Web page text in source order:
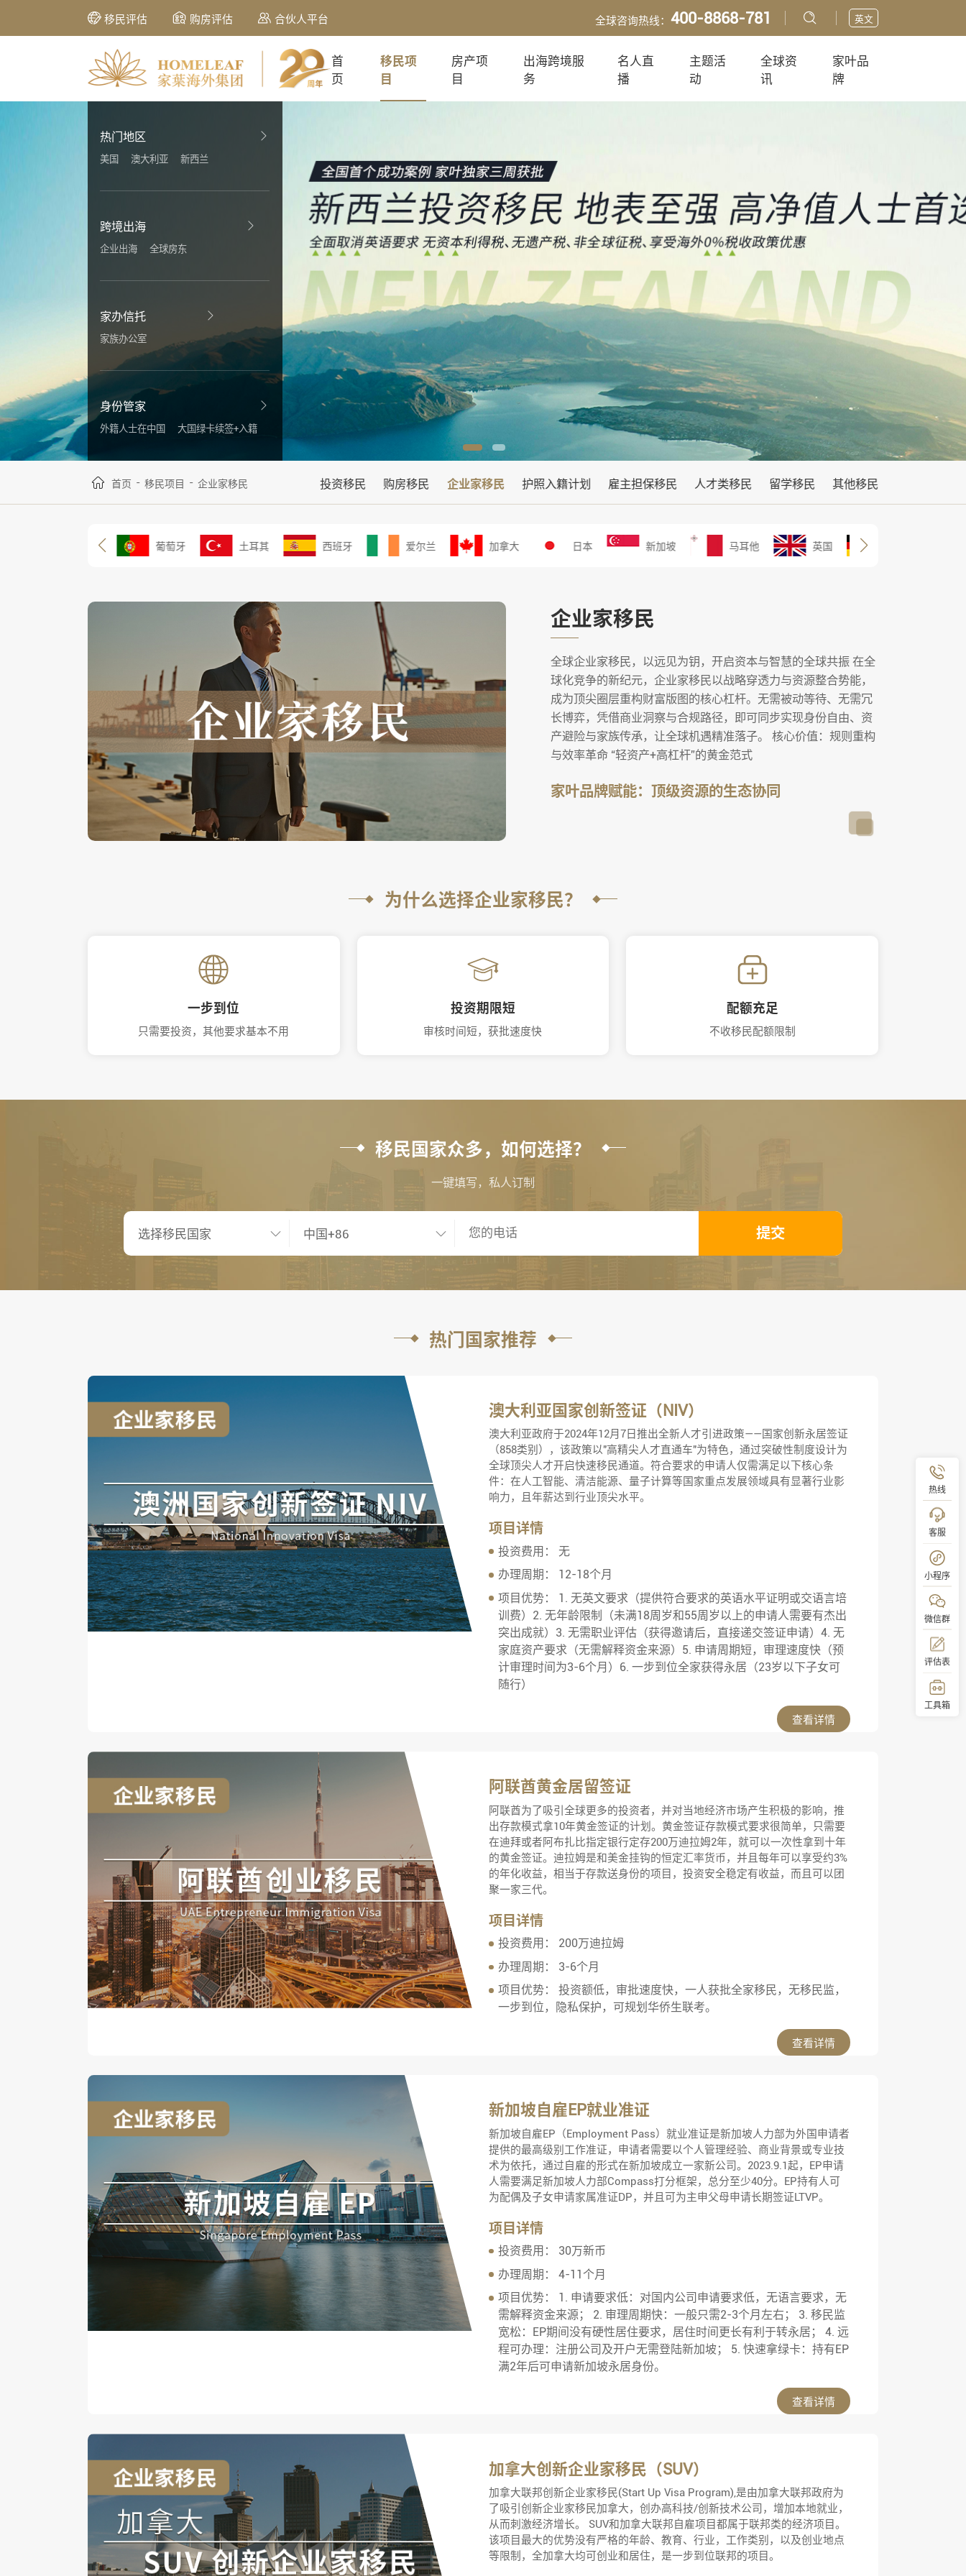
移民评估 购房评估 合伙人平台 全球咨询热线：400-8868-781 英文
首
页
移民项
目
房产项
目
出海跨境服
务
名人直
播
主题活
动
全球资
讯
家叶品
牌
热门地区
美国 澳大利亚 新西兰
跨境出海
企业出海 全球房东
家办信托
家族办公室
身份管家
外籍人士在中国 大国绿卡续签+入籍
投资移民 购房移民 企业家移民 护照入籍计划 雇主担保移民 人才类移民 留学移民 其他移民
首页 - 移民项目 - 企业家移民
中国香港 葡萄牙 土耳其 西班牙 爱尔兰 加拿大 日本 新加坡 马耳他 英国
企业家移民
全球企业家移民，以远见为钥，开启资本与智慧的全球共振​​ 在全
球化竞争的新纪元，企业家移民以​​战略穿透力​​与​​资源整合势能​​，
成为顶尖圈层重构财富版图的核心杠杆。无需被动等待、无需冗
长博弈，凭借商业洞察与合规路径，即可同步实现​​身份自由​​、​​资
产避险​​与​​家族传承​​，让全球机遇精准落子。 ​​核心价值：规则重构
与效率革命​​ ​​“轻资产+高杠杆”的黄金范式
家叶品牌赋能：顶级资源的生态协同​
为什么选择企业家移民？
一步到位
只需要投资，其他要求基本不用
投资期限短
审核时间短，获批速度快
配额充足
不收移民配额限制
移民国家众多，如何选择？
一键填写，私人订制
提交
热门国家推荐
澳大利亚国家创新签证（NIV）
澳大利亚政府于2024年12月7日推出全新人才引进政策——国家创新永居签证
（858类别），该政策以"高精尖人才直通车"为特色，通过突破性制度设计为
全球顶尖人才开启快速移民通道。符合要求的申请人仅需满足以下核心条
件：在人工智能、清洁能源、量子计算等国家重点发展领域具有显著行业影
响力，且年薪达到行业顶尖水平。
项目详情
投资费用：
无
办理周期：
12-18个月
项目优势：
1. 无英文要求（提供符合要求的英语水平证明或交语言培
训费）2. 无年龄限制（未满18周岁和55周岁以上的申请人需要有杰出
突出成就）3. 无需职业评估（获得邀请后，直接递交签证申请）4. 无
家庭资产要求（无需解释资金来源）5. 申请周期短，审理速度快（预
计审理时间为3-6个月）6. 一步到位全家获得永居（23岁以下子女可
随行）
查看详情
阿联酋黄金居留签证
阿联酋为了吸引全球更多的投资者，并对当地经济市场产生积极的影响，推
出存款模式拿10年黄金签证的计划。黄金签证存款模式要求很简单，只需要
在迪拜或者阿布扎比指定银行定存200万迪拉姆2年，就可以一次性拿到十年
的黄金签证。迪拉姆是和美金挂钩的恒定汇率货币，并且每年可以享受约3%
的年化收益，相当于存款送身份的项目，投资安全稳定有收益，而且可以团
聚一家三代。
项目详情
投资费用：
200万迪拉姆
办理周期：
3-6个月
项目优势：
投资额低，审批速度快，一人获批全家移民，无移民监，
一步到位，隐私保护，可规划华侨生联考。
查看详情
新加坡自雇EP就业准证
新加坡自雇EP（Employment Pass）就业准证是新加坡人力部为外国申请者
提供的最高级别工作准证，申请者需要以个人管理经验、商业背景或专业技
术为依托，通过自雇的形式在新加坡成立一家新公司。2023.9.1起，EP申请
人需要满足新加坡人力部Compass打分框架，总分至少40分。EP持有人可
为配偶及子女申请家属准证DP，并且可为主申父母申请长期签证LTVP。
项目详情
投资费用：
30万新币
办理周期：
4-11个月
项目优势：
1. 申请要求低：对国内公司申请要求低，无语言要求，无
需解释资金来源； 2. 审理周期快：一般只需2-3个月左右； 3. 移民监
宽松：EP期间没有硬性居住要求，居住时间更长有利于转永居； 4. 远
程可办理：注册公司及开户无需登陆新加坡； 5. 快速拿绿卡：持有EP
满2年后可申请新加坡永居身份。
查看详情
加拿大创新企业家移民（SUV）
加拿大联邦创新企业家移民(Start Up Visa Program),是由加拿大联邦政府为
了吸引创新企业家移民加拿大，创办高科技/创新技术公司，增加本地就业，
从而刺激经济增长。 SUV和加拿大联邦自雇项目都属于联邦类的经济项目。
该项目最大的优势没有严格的年龄、教育、行业，工作类别，以及创业地点
等限制，全加拿大均可创业和居住，是一步到位联邦的项目。
热线
客服
小程序
微信群
评估表
工具箱